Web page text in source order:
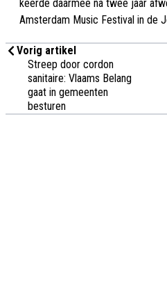
keerde daarmee na twee jaar
Amsterdam Music Festival in de
Vorig artikel
Streep door cordon
sanitaire: Vlaams Belang
gaat in gemeenten
besturen